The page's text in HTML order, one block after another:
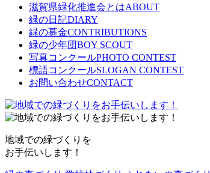
滋賀県緑化推進会とはABOUT
緑の日記DIARY
緑の募金CONTRIBUTIONS
緑の少年団BOY SCOUT
写真コンクールPHOTO CONTEST
標語コンクールSLOGAN CONTEST
お問い合わせCONTACT
地域での緑づくりを
お手伝いします！